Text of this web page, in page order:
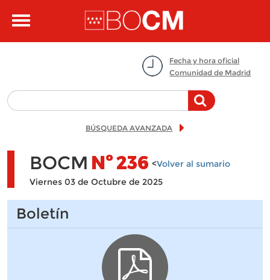
Toggle
Fecha y hora oficial
Comunidad de Madrid
BÚSQUEDA AVANZADA
BOCM Nº236 <Volver al sumario
Viernes 03 de Octubre de 2025
Boletín